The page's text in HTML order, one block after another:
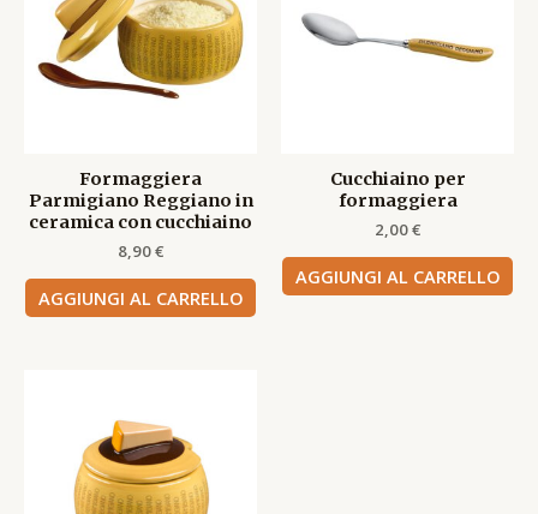
Formaggiera
Parmigiano Reggiano in
ceramica con cucchiaino
8,90€
AGGIUNGI AL CARRELLO
Cucchiaino per
formaggiera
2,00€
AGGIUNGI AL CARRELLO